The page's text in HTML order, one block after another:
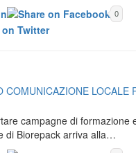
0
COMUNICAZIONE LOCALE
campagne di formazione
di Biorepack arriva alla…